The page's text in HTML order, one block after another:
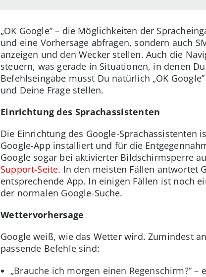
„OK Google” – die Möglichkeiten der
und eine Vorhersage abfragen, sondern auch
anzeigen und den Wecker stellen. Auch die
steuern, was gerade in Situationen, in denen
Befehlseingabe musst Du natürlich „OK
und Deine Frage stellen.
Einrichtung des Sprachassistenten
Die Einrichtung des Google-Sprachassistenten
Google-App installiert und für die
Google sogar bei aktivierter Bildschirmsperre
Support-Seite. In den meisten Fällen antwortet
entsprechende App. In einigen Fällen ist noch
der normalen Google-Suche.
Wettervorhersage
Google weiß, wie das Wetter wird. Zumindest
passende Befehle sind:
„Brauche ich morgen einen Regenschirm?”